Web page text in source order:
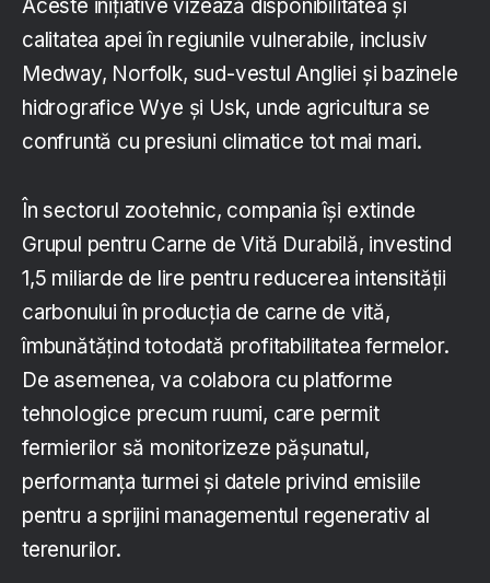
Aceste inițiative vizează disponibilitatea și
calitatea apei în regiunile vulnerabile, inclusiv
Medway, Norfolk, sud-vestul Angliei și bazinele
hidrografice Wye și Usk, unde agricultura se
confruntă cu presiuni climatice tot mai mari.
În sectorul zootehnic, compania își extinde
Grupul pentru Carne de Vită Durabilă, investind
1,5 miliarde de lire pentru reducerea intensității
carbonului în producția de carne de vită,
îmbunătățind totodată profitabilitatea fermelor.
De asemenea, va colabora cu platforme
tehnologice precum ruumi, care permit
fermierilor să monitorizeze pășunatul,
performanța turmei și datele privind emisiile
pentru a sprijini managementul regenerativ al
terenurilor.